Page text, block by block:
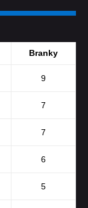
Branky
9
7
7
6
5